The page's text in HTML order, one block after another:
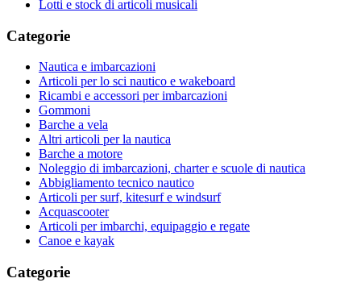
Lotti e stock di articoli musicali
Categorie
Nautica e imbarcazioni
Articoli per lo sci nautico e wakeboard
Ricambi e accessori per imbarcazioni
Gommoni
Barche a vela
Altri articoli per la nautica
Barche a motore
Noleggio di imbarcazioni, charter e scuole di nautica
Abbigliamento tecnico nautico
Articoli per surf, kitesurf e windsurf
Acquascooter
Articoli per imbarchi, equipaggio e regate
Canoe e kayak
Categorie